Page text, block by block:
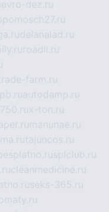
evro-dez.ru
delanalad.ru
roadli.ru
farm.ru
autodamp.ru
x-ton.ru
manunae.ru
tajuncos.ru
splclub.ru
cleanmedicine.ru
seks-365.ru